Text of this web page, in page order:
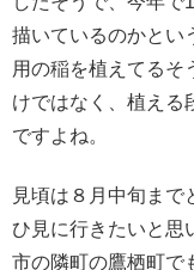
描いているのかとい
用の稲を植えてるそ
けではなく、植える
ですよね。
見頃は８月中旬まで
ひ見に行きたいと思
市の隣町の鷹栖町で